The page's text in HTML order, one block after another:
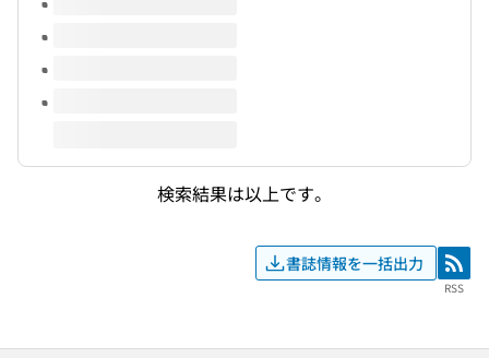
検索結果は以上です。
書誌情報を一括出力 RSS
RSS